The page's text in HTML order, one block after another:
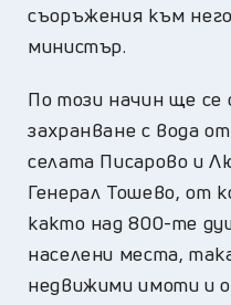
съоръжения към
министър.
По този начин ще се
захранване с вода
селата Писарово и
Генерал Тошево, от
както над 800-те
населени места,
недвижими имоти и